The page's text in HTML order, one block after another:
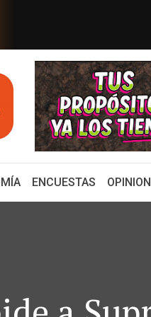
El voto del
ENCUESTAS OPINION